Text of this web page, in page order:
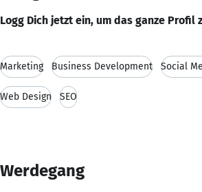
Logg Dich jetzt ein, um das ganze Profil
Marketing Business Development Social
Web Design SEO
Werdegang